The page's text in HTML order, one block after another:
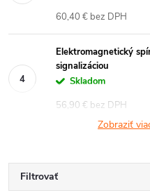
60,40 € bez DPH
Elektromagnetický
signalizáciou
Skladom
56,90 € bez DPH
Zobraziť
Filtrovať